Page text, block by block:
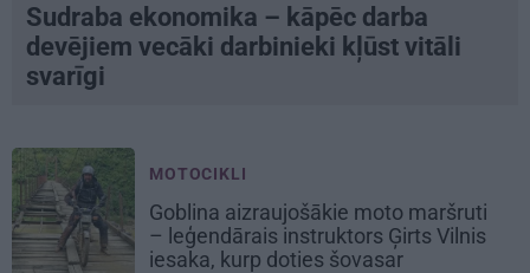
Sudraba ekonomika – kāpēc darba
devējiem vecāki darbinieki kļūst vitāli
svarīgi
MOTOCIKLI
Goblina aizraujošākie moto maršruti
– leģendārais instruktors Ģirts Vilnis
iesaka, kurp doties šovasar